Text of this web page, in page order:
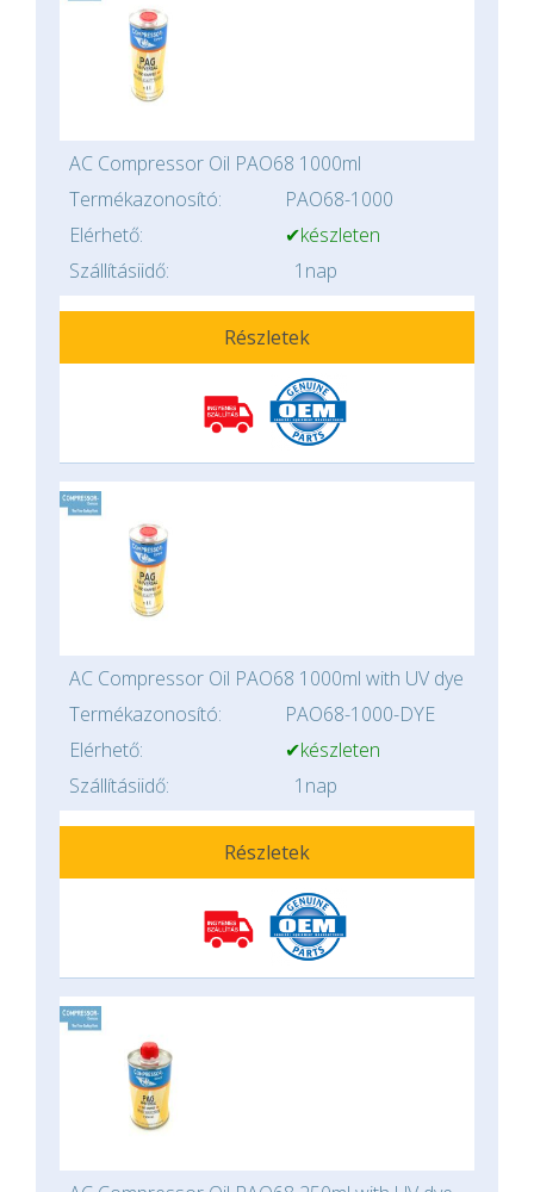
AC Compressor Oil PAO68 1000ml
Termékazonosító:
PAO68-1000
Elérhető:
✔készleten
Szállításiidő:
1nap
Részletek
AC Compressor Oil PAO68 1000ml with UV dye
Termékazonosító:
PAO68-1000-DYE
Elérhető:
✔készleten
Szállításiidő:
1nap
Részletek